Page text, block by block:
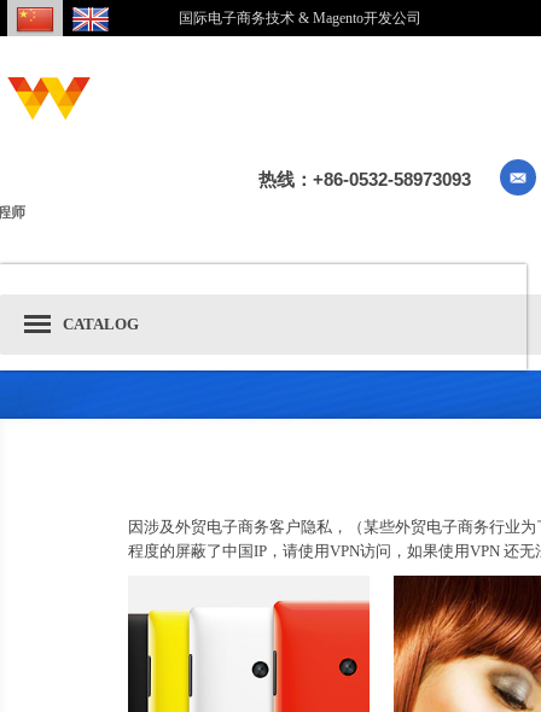
国际电子商务技术 & Magento开发公司
热线：+86-0532-58973093
师
CATALOG
因涉及外贸电子商务客户隐私，（某些外贸电子商务行业
程度的屏蔽了中国IP，请使用VPN访问，如果使用VPN 还